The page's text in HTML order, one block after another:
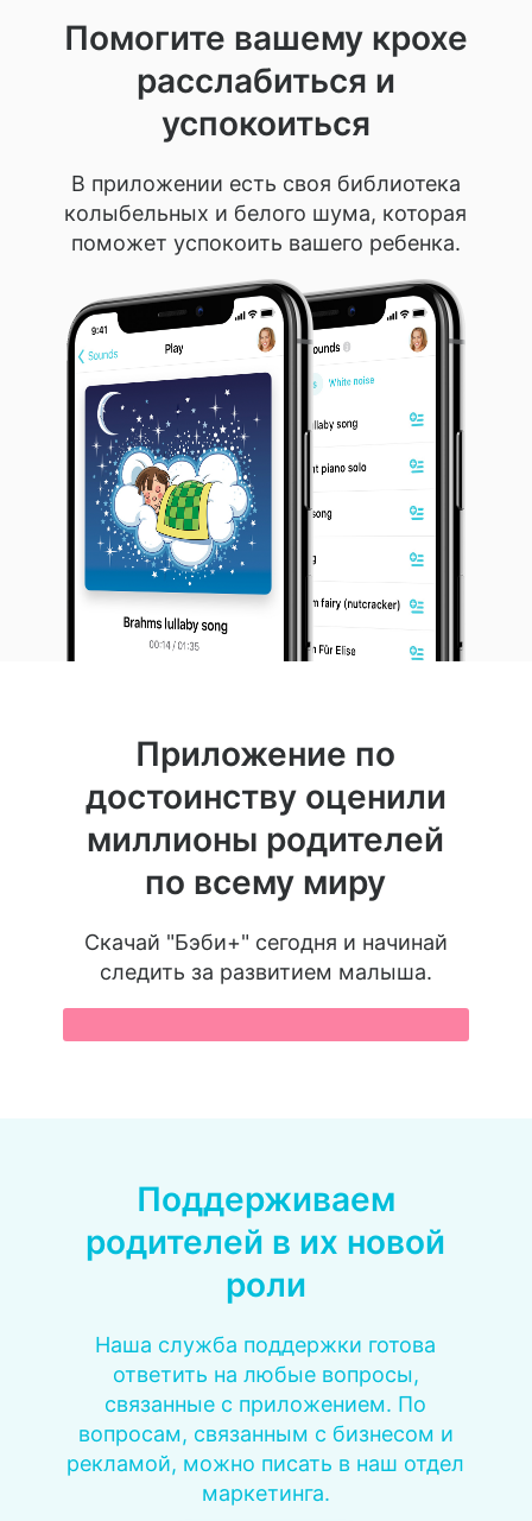
Помогите вашему крохе
расслабиться и
успокоиться
В приложении есть своя библиотека
колыбельных и белого шума, которая
поможет успокоить вашего ребенка.
Приложение по
достоинству оценили
миллионы родителей
по всему миру
Скачай "Бэби+" сегодня и начинай
следить за развитием малыша.
Поддерживаем
родителей в их новой
роли
Наша служба поддержки готова
ответить на любые вопросы,
связанные с приложением. По
вопросам, связанным с бизнесом и
рекламой, можно писать в наш отдел
маркетинга.